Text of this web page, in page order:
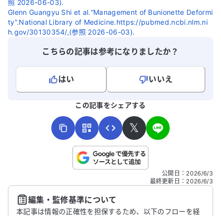
照 2026-06-03).
Glenn Guangyu Shi et al.“Management of Bunionette Deformi
ty”.National Library of Medicine.https://pubmed.ncbi.nlm.ni
h.gov/30130354/,(参照 2026-06-03).
こちらの記事は参考になりましたか？
はい
いいえ
こちらは送信専用のフォームです。氏名やご自身の病気の詳細な
送信する
この記事をシェアする
𝕏
公開日 ： 2026/6/3
最終更新日 ： 2026/6/3
編集・監修基準について
本記事は情報の正確性を担保するため、以下のフローを経